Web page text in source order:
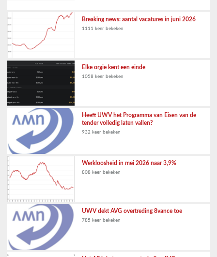
Breaking news: aantal vacatures in juni 2026
1111 keer bekeken
Elke orgie kent een einde
1058 keer bekeken
Heeft UWV het Programma van Eisen van de
tender volledig laten vallen?
932 keer bekeken
Werkloosheid in mei 2026 naar 3,9%
808 keer bekeken
UWV dekt AVG overtreding 8vance toe
785 keer bekeken